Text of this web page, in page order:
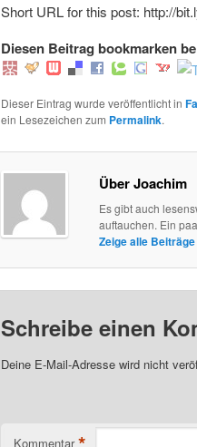
Short URL for this post: http://
Diesen Beitrag bookmarken
Dieser Eintrag wurde veröffentlicht in
ein Lesezeichen zum Permalink.
Über Joachim
Es gibt auch
auftauchen. Ein
Zeige alle
Schreibe einen
Deine E-Mail-Adresse wird nicht
Kommentar